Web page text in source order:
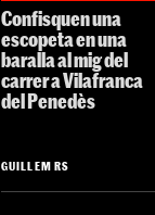
Confisquen una
escopeta en una
baralla al mig del
carrer a Vilafranca
del Penedès
GUILLEM RS